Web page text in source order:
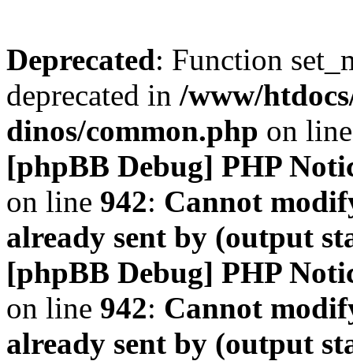
Deprecated: Function
deprecated in /www/
dinos/common.php on
[phpBB Debug] PHP
on line 942: Cannot
already sent by (output
[phpBB Debug] PHP
on line 942: Cannot
already sent by (output